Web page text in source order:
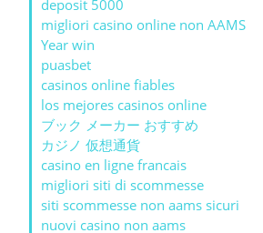
deposit 5000
migliori casino online non AAMS
Year win
puasbet
casinos online fiables
los mejores casinos online
ブック メーカー おすすめ
カジノ 仮想通貨
casino en ligne francais
migliori siti di scommesse
siti scommesse non aams sicuri
nuovi casino non aams